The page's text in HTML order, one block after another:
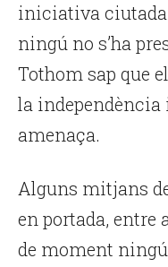
iniciativa
ningú no s’ha
Tothom sap que
la independència
amenaça.
Alguns mitjans
en portada, entre
de moment